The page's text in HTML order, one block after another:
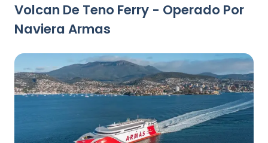
Volcan De Teno Ferry - Operado Por
Naviera Armas